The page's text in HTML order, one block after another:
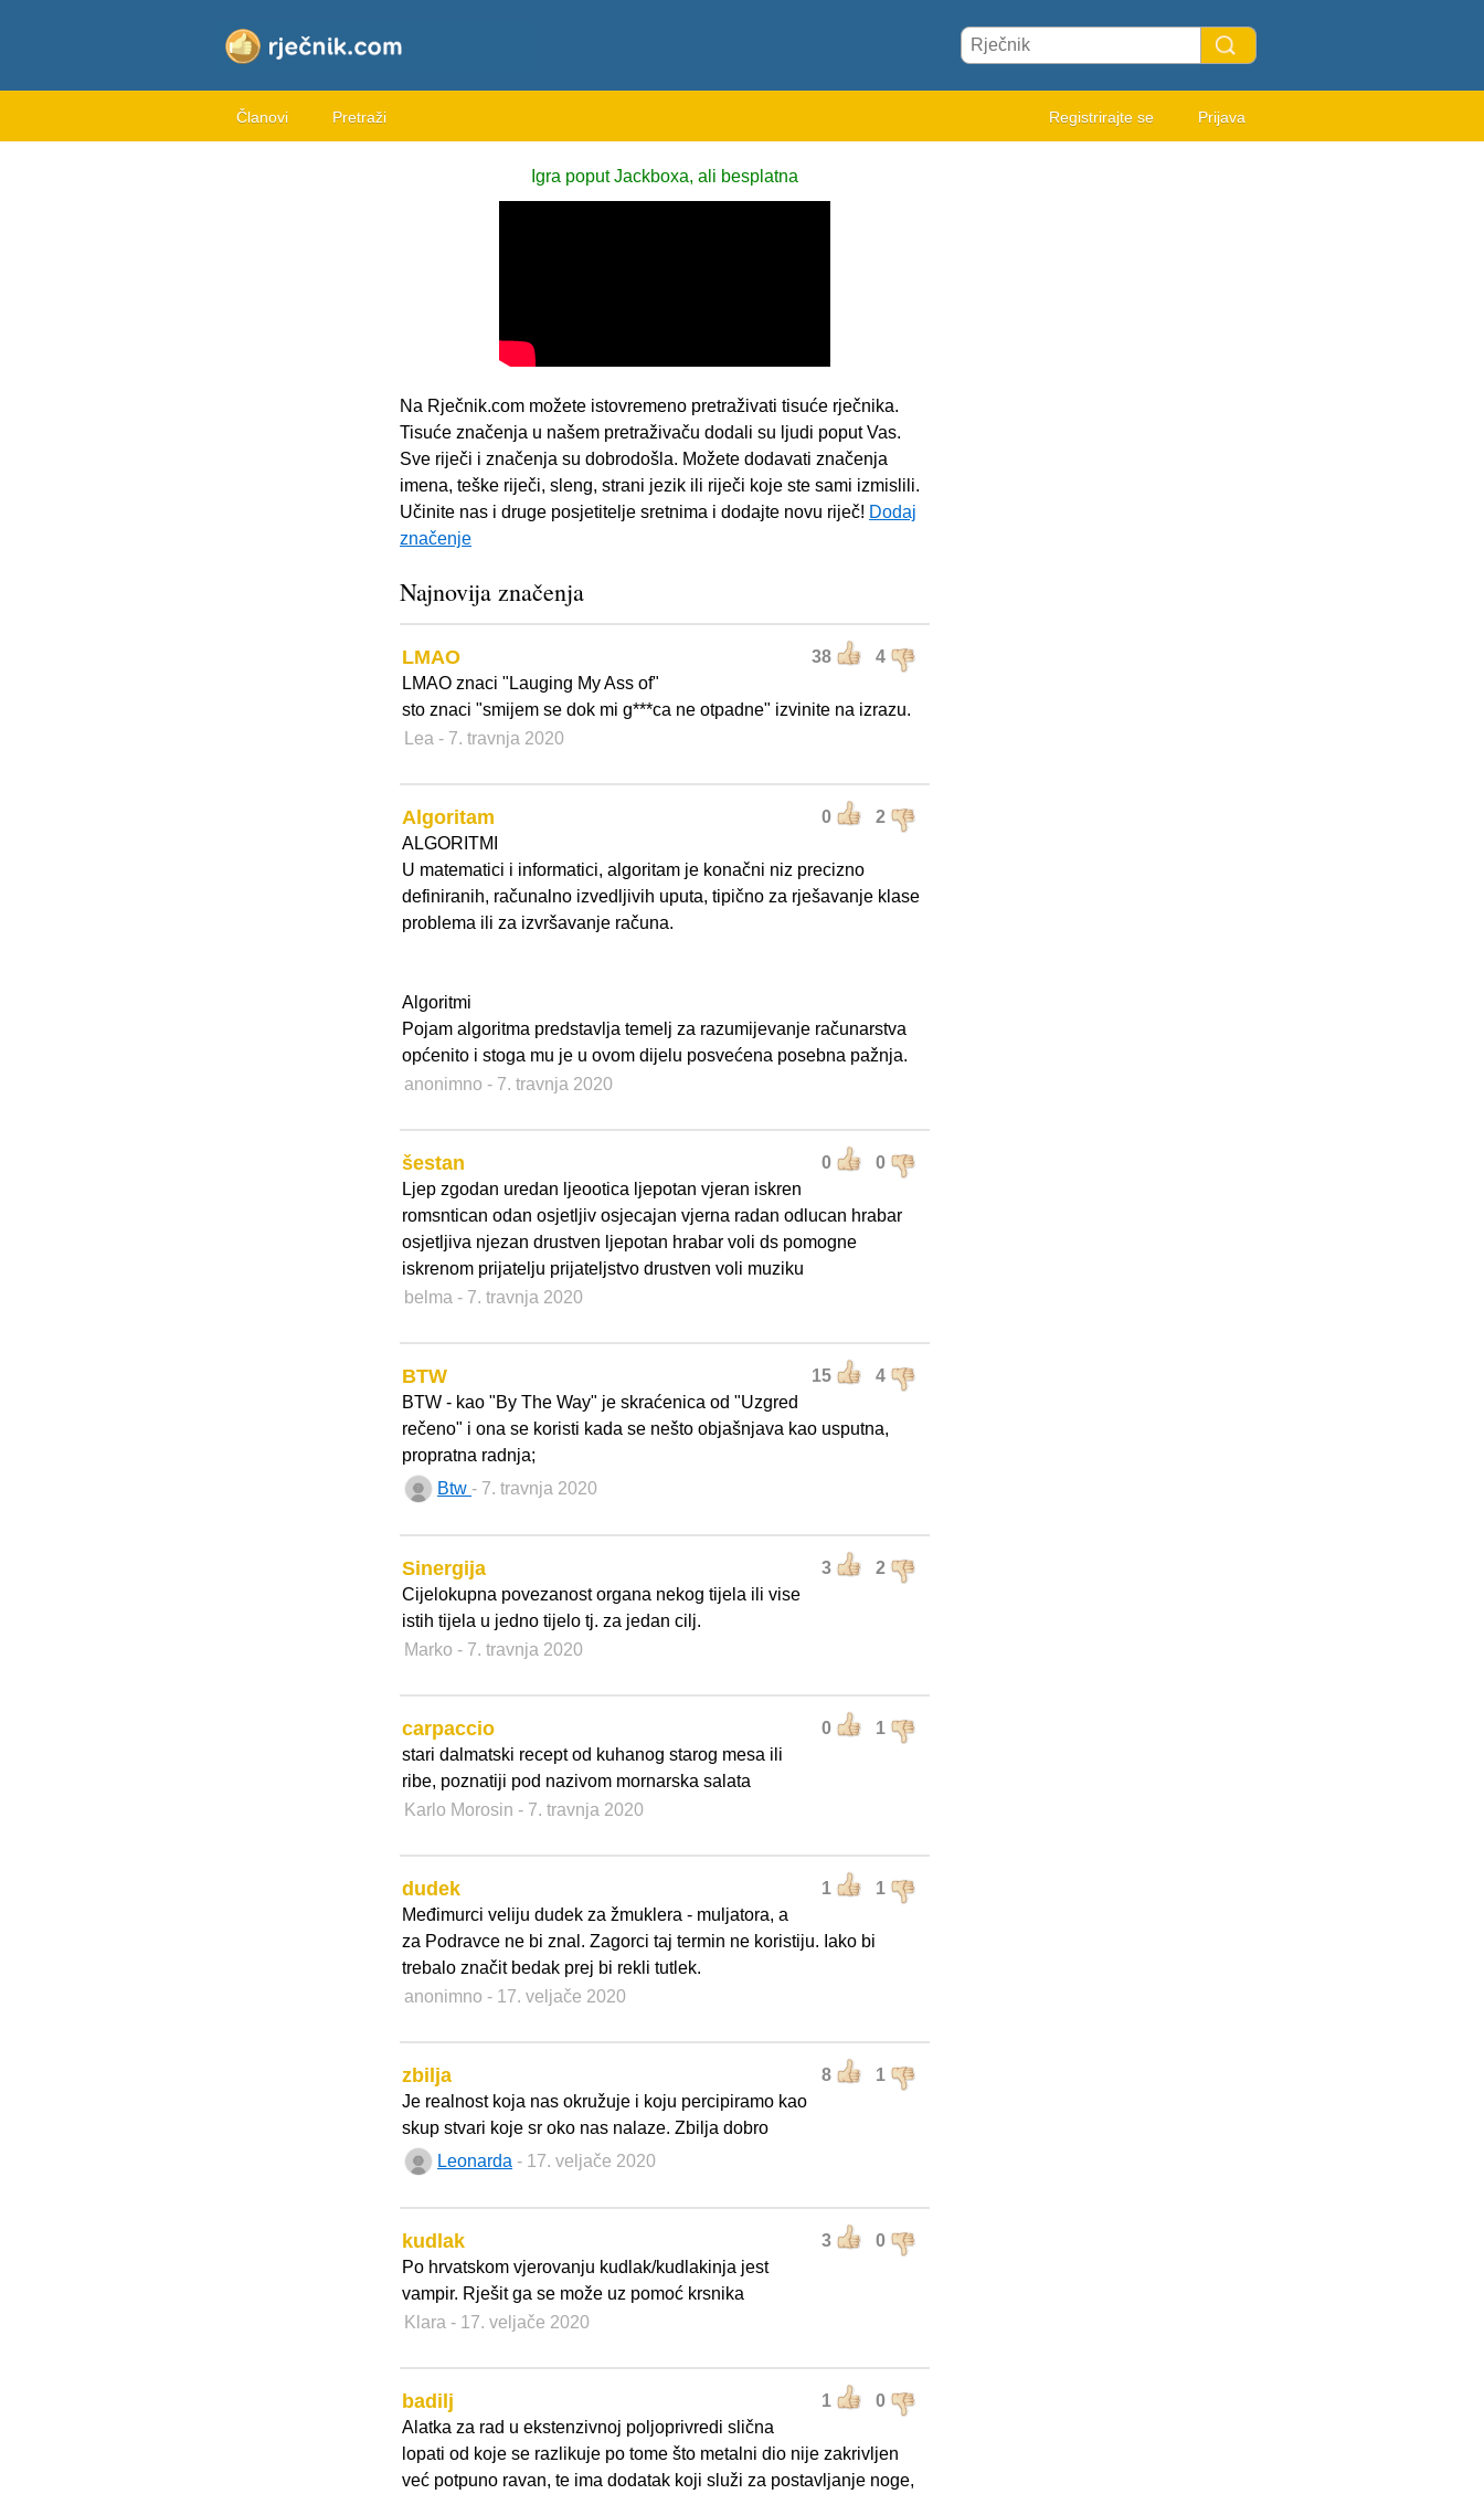
Članovi Pretraži Registrirajte se Prijava
Igra poput Jackboxa, ali besplatna
Na Rječnik.com možete istovremeno pretraživati tisuće rječnika.
Tisuće značenja u našem pretraživaču dodali su ljudi poput Vas.
Sve riječi i značenja su dobrodošla. Možete dodavati značenja
imena, teške riječi, sleng, strani jezik ili riječi koje ste sami izmislili.
Učinite nas i druge posjetitelje sretnima i dodajte novu riječ! Dodaj
značenje
Najnovija značenja
38 4
LMAO
LMAO znaci "Lauging My Ass of"
sto znaci "smijem se dok mi g***ca ne otpadne" izvinite na izrazu.
Lea - 7. travnja 2020
0 2
Algoritam
ALGORITMI
U matematici i informatici, algoritam je konačni niz precizno
definiranih, računalno izvedljivih uputa, tipično za rješavanje klase
problema ili za izvršavanje računa.
Algoritmi
Pojam algoritma predstavlja temelj za razumijevanje računarstva
općenito i stoga mu je u ovom dijelu posvećena posebna pažnja.
anonimno - 7. travnja 2020
0 0
šestan
Ljep zgodan uredan ljeootica ljepotan vjeran iskren
romsntican odan osjetljiv osjecajan vjerna radan odlucan hrabar
osjetljiva njezan drustven ljepotan hrabar voli ds pomogne
iskrenom prijatelju prijateljstvo drustven voli muziku
belma - 7. travnja 2020
15 4
BTW
BTW - kao "By The Way" je skraćenica od "Uzgred
rečeno" i ona se koristi kada se nešto objašnjava kao usputna,
propratna radnja;
Btw - 7. travnja 2020
3 2
Sinergija
Cijelokupna povezanost organa nekog tijela ili vise
istih tijela u jedno tijelo tj. za jedan cilj.
Marko - 7. travnja 2020
0 1
carpaccio
stari dalmatski recept od kuhanog starog mesa ili
ribe, poznatiji pod nazivom mornarska salata
Karlo Morosin - 7. travnja 2020
1 1
dudek
Međimurci veliju dudek za žmuklera - muljatora, a
za Podravce ne bi znal. Zagorci taj termin ne koristiju. Iako bi
trebalo značit bedak prej bi rekli tutlek.
anonimno - 17. veljače 2020
8 1
zbilja
Je realnost koja nas okružuje i koju percipiramo kao
skup stvari koje sr oko nas nalaze. Zbilja dobro
Leonarda - 17. veljače 2020
3 0
kudlak
Po hrvatskom vjerovanju kudlak/kudlakinja jest
vampir. Rješit ga se može uz pomoć krsnika
Klara - 17. veljače 2020
1 0
badilj
Alatka za rad u ekstenzivnoj poljoprivredi slična
lopati od koje se razlikuje po tome što metalni dio nije zakrivljen
već potpuno ravan, te ima dodatak koji služi za postavljanje noge,